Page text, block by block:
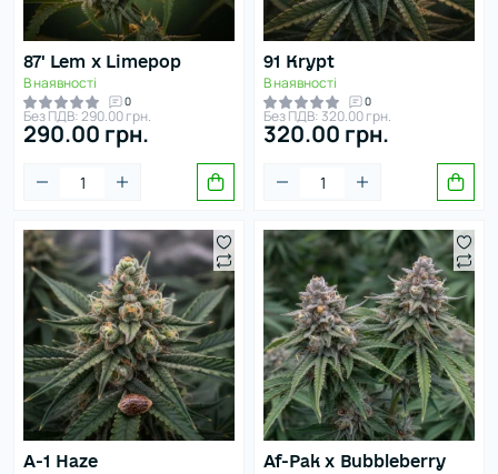
87' Lem x Limepop
В наявності
0
Без ПДВ: 290.00 грн.
290.00 грн.
91 Krypt
В наявності
0
Без ПДВ: 320.00 грн.
320.00 грн.
A-1 Haze
Af-Pak x Bubbleberry